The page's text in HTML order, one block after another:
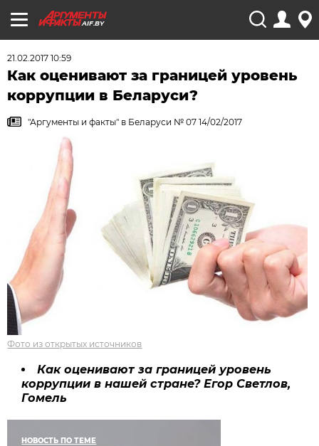
AIF.BY
21.02.2017 10:59
Как оценивают за границей уровень
коррупции в Беларуси?
"Аргументы и факты" в Беларуси № 07 14/02/2017
Фото из открытых источников
Как оценивают за границей уровень
коррупции в нашей стране? Егор Светлов,
Гомель
НОВОСТЬ ПО ТЕМЕ